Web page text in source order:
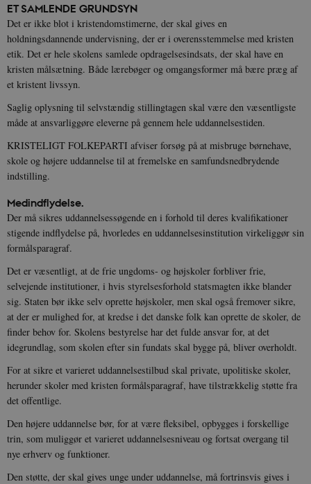
ET SAMLENDE GRUNDSYN
Det er ikke blot i kristendomstimerne, der skal gives en
holdningsdannende undervisning, der er i overensstemmelse med kristen
etik. Det er hele skolens samlede opdragelsesindsats, der skal have en
kristen målsætning. Både lærebøger og omgangsformer må bære præg af
et kristent livssyn.
Saglig oplysning til selvstændig stillingtagen skal være den væsentligste
måde at ansvarliggøre eleverne på gennem hele uddannelsestiden.
KRISTELIGT FOLKEPARTI afviser forsøg på at misbruge børnehave,
skole og højere uddannelse til at fremelske en samfundsnedbrydende
indstilling.
Medindflydelse.
Der må sikres uddannelsessøgende en i forhold til deres kvalifikationer
stigende indflydelse på, hvorledes en uddannelsesinstitution virkeliggør sin
formålsparagraf.
Det er væsentligt, at de frie ungdoms- og højskoler forbliver frie,
selvejende institutioner, i hvis styrelsesforhold statsmagten ikke blander
sig. Staten bør ikke selv oprette højskoler, men skal også fremover sikre,
at der er mulighed for, at kredse i det danske folk kan oprette de skoler, de
finder behov for. Skolens bestyrelse har det fulde ansvar for, at det
idegrundlag, som skolen efter sin fundats skal bygge på, bliver overholdt.
For at sikre et varieret uddannelsestilbud skal private, upolitiske skoler,
herunder skoler med kristen formålsparagraf, have tilstrækkelig støtte fra
det offentlige.
Den højere uddannelse bør, for at være fleksibel, opbygges i forskellige
trin, som muliggør et varieret uddannelsesniveau og fortsat overgang til
nye erhverv og funktioner.
Den støtte, der skal gives unge under uddannelse, må fortrinsvis gives i